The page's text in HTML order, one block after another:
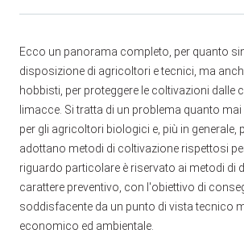
Ecco un panorama completo, per quanto
disposizione di agricoltori e tecnici, ma
hobbisti, per proteggere le coltivazioni dalle
limacce. Si tratta di un problema quanto
per gli agricoltori biologici e, più in generale,
adottano metodi di coltivazione rispettosi
riguardo particolare è riservato ai metodi di
carattere preventivo, con l'obiettivo di
soddisfacente da un punto di vista tecnico
economico ed ambientale.